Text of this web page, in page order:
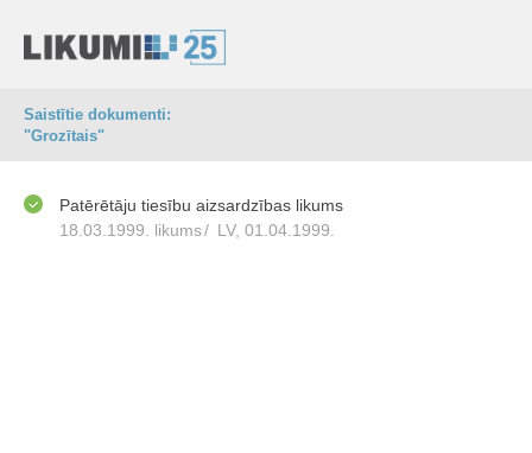
Saistītie dokumenti:
"Grozītais"
Patērētāju tiesību aizsardzības likums
18.03.1999. likums/ LV, 01.04.1999.